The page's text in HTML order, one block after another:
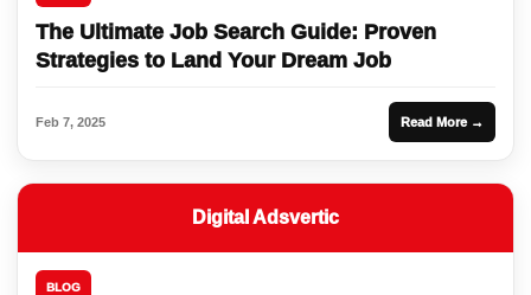
The Ultimate Job Search Guide: Proven
Strategies to Land Your Dream Job
Feb 7, 2025 Read More →
Digital Adsvertic
BLOG